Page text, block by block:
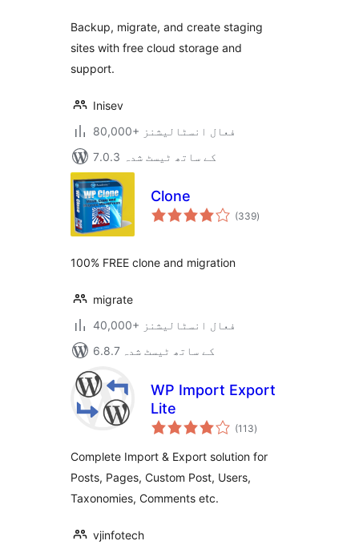
Backup, migrate, and create staging
sites with free cloud storage and
support.
Inisev
80,000+ فعال انسٹالیشنز
7.0.3 کے ساتھ ٹیسٹ شدہ
Clone
(339مجموعی
درجہ
)
100% FREE clone and migration
migrate
40,000+ فعال انسٹالیشنز
6.8.7 کے ساتھ ٹیسٹ شدہ
WP Import Export
Lite
(113مجموعی
درجہ
)
Complete Import & Export solution for
Posts, Pages, Custom Post, Users,
Taxonomies, Comments etc.
vjinfotech